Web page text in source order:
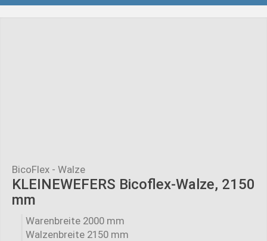
BicoFlex - Walze
KLEINEWEFERS Bicoflex-Walze, 2150
mm
Warenbreite 2000 mm
Walzenbreite 2150 mm